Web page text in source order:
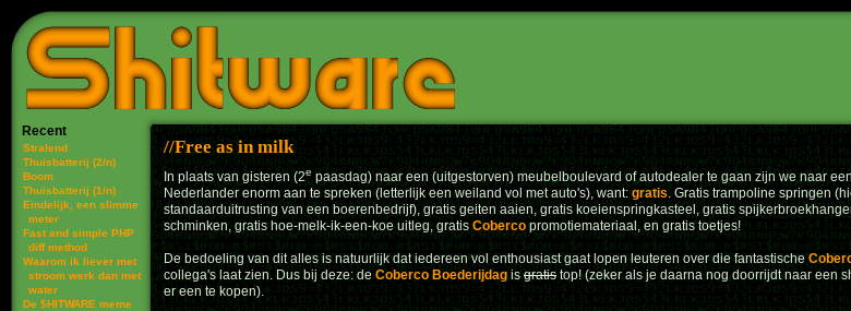
Recent
Stralend
Thuisbatterij (2/n)
Boom
Thuisbatterij (1/n)
Eindelijk, een slimme
meter
Fast and simple PHP
diff method
Waarom ik liever met
stroom werk dan met
water
De $HITWARE meme
Free as in milk
In plaats van gisteren (2epaasdag) naar een (uitgestorven) meubelboulevard of autodealer te gaan zijn we naar
Nederlander enorm aan te spreken (letterlijk een weiland vol met auto's), want: gratis. Gratis trampoline springen
standaarduitrusting van een boerenbedrijf), gratis geiten aaien, gratis koeienspringkasteel, gratis
schminken, gratis hoe-melk-ik-een-koe uitleg, gratisCobercopromotiemateriaal, en gratis toetjes!
De bedoeling van dit alles is natuurlijk dat iedereen vol enthousiast gaat lopen leuteren over die fantastische
collega's laat zien. Dus bij deze: deCoberco Boederijdagisgratistop! (zeker als je daarna nog doorrijdt naar een
er een te kopen).